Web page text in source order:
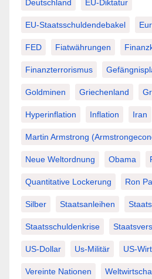
Deutschland EU-Diktatur
EU-Staatsschuldendebakel
FED Fiatwährungen
Finanzterrorismus
Goldminen Griechenland
Hyperinflation Inflation Iran
Martin Armstrong
Neue Weltordnung Obama
Quantitative Lockerung Ron
Silber Staatsanleihen
Staatsschuldenkrise
US-Dollar Us-Militär US-
Vereinte Nationen